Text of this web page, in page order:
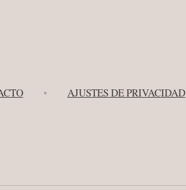
• AJUSTES DE PRIVACIDAD